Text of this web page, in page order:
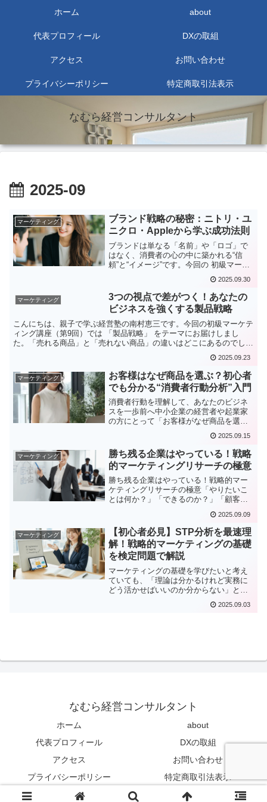
なむら経営コンサルタント
ホーム about
代表プロフィール DXの取組
アクセス お問い合わせ
プライバシーポリシー 特定商取引法表示
2025-09
マーケティング
ブランド戦略の秘密：ニトリ・ユ
ニクロ・Appleから学ぶ成功法則
ブランドは単なる「名前」や「ロゴ」で
はなく、消費者の心の中に築かれる“信
頼”と“イメージ”です。今回の 初級マーケ
は、ブランド・アイデンティティ（BI）
と ブランド・エクイティ（BE） の関係
を解説し、ニトリ・ユニクロ・Appleとい
う具体例を通して、その成功の秘密を学
びます。
2025.09.30
マーケティング
3つの視点で差がつく！あなたの
ビジネスを強くする製品戦略
こんにちは、親子で学ぶ経営塾の南村恵三です。今回の初級マーケテ
ィング講座（第9回）では 「製品戦略」 をテーマにお届けしまし
た。「売れる商品」と「売れない商品」の違いはどこにあるのでしょ
略とは？マーケティングの巨匠コトラーは、製品を次の3つのレベル
で考えています。・中核部分 – お客様にとっての「本質的な価値・
ベネフィット」・実体部分 – ブランド名、パッケージ、デザイン、
品質など「形のある要素」・付随部分 – 保証、アフターサービス、
設置や納品といった「サービス的要素」つまり、単なるモノを売るの
ではなく、お客様にとって「価値ある体験」を提供することが製品戦
略の基本なのです。まとめ今回の講義を通じて、売れる製品は「3つ
ことを学びました。この考え方を自社の商品・サービスに取り入れて
いただければ、マーケティングの成果は確実に変わってきます。
2025.09.23
マーケティング
お客様はなぜ商品を選ぶ？初心者
でも分かる“消費者行動分析”入門
消費者行動を理解して、あなたのビジネ
スを一歩前へ中小企業の経営者や起業家
の方にとって「お客様がなぜ商品を選ぶ
のか」を理解することは欠かせません。
今回の 初級マーケティング講座 第8回
「消費者行動分析」 では、消費者の購買
意思決定の流れや関与度の違いによる行
動パターンを、分かりやすく学べます。
2025.09.15
マーケティング
勝ち残る企業はやっている！戦略
的マーケティングリサーチの極意
勝ち残る企業はやっている！戦略的マー
ケティングリサーチの極意「やりたいこ
とは何か？」「できるのか？」「顧客は
るための問いはシンプルですが、その答
えを導くのは簡単ではありません。第7回
「親子で学ぶ経営塾」では、この問いに
答えるために不可欠な マーケティング・
リサーチ を学びます。戦略的マーケティ
ングの第一歩は、顧客の声に耳を傾け、
数字と現場から学ぶこと。本動画を最後
まで見れば、あなたのビジネスにどのよ
うにマーケティング・リサーチを活かせ
るのかが見えてきます。#マーケティング
断士, #親子で学ぶ経営塾
2025.09.09
マーケティング
【初心者必見】STP分析を最速理
解！戦略的マーケティングの基礎
を検定問題で解説
マーケティングの基礎を学びたいと考え
ていても、「理論は分かるけれど実務に
どう活かせばいいのか分からない」とい
でしょうか。特に 戦略的マーケティング
2025.09.03
なむら経営コンサルタント
ホーム
about
代表プロフィール
DXの取組
アクセス
お問い合わせ
プライバシーポリシー
特定商取引法表示
© 2022-2026 なむら経営コンサルタント.